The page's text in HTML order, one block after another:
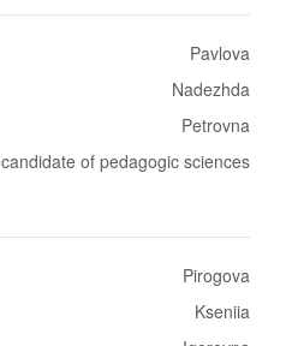
Pavlova
Nadezhda
Petrovna
candidate of pedagogic sciences
Pirogova
Kseniia